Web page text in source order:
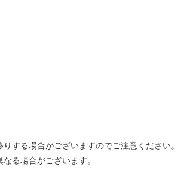
する場合がございますのでご注意ください。
る場合がございます。